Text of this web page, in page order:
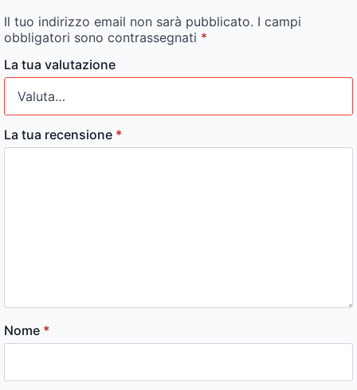
Il tuo indirizzo email non sarà pubblicato. I campi
obbligatori sono contrassegnati *
La tua valutazione
La tua recensione *
Nome *